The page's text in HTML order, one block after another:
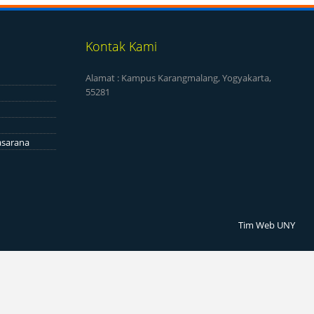
Kontak Kami
Alamat : Kampus Karangmalang, Yogyakarta,
55281
Tim Web UNY